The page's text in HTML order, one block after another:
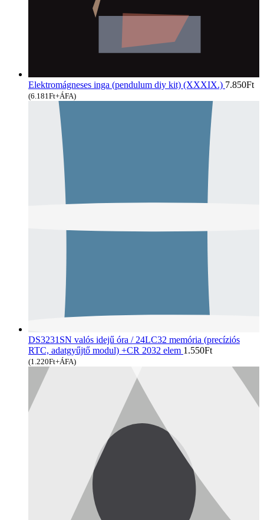
Elektromágneses inga (pendulum diy kit) (XXXIX.) 7.850Ft
(6.181 Ft+ÁFA)
DS3231SN valós idejű óra / 24LC32 memória (precíziós
RTC, adatgyűjtő modul) +CR 2032 elem 1.550Ft
(1.220Ft+ÁFA)